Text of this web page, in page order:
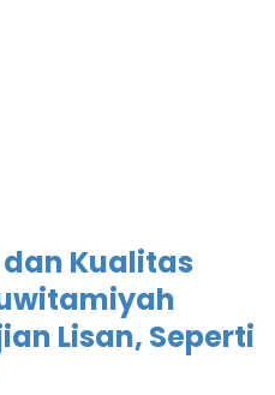
Kualitas
Lisan, Seperti